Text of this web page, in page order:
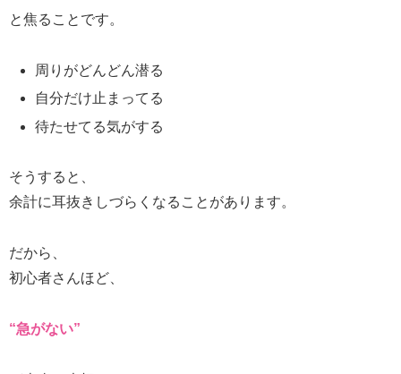
と焦ることです。
周りがどんどん潜る
自分だけ止まってる
待たせてる気がする
そうすると、
余計に耳抜きしづらくなることがあります。
だから、
初心者さんほど、
“急がない”